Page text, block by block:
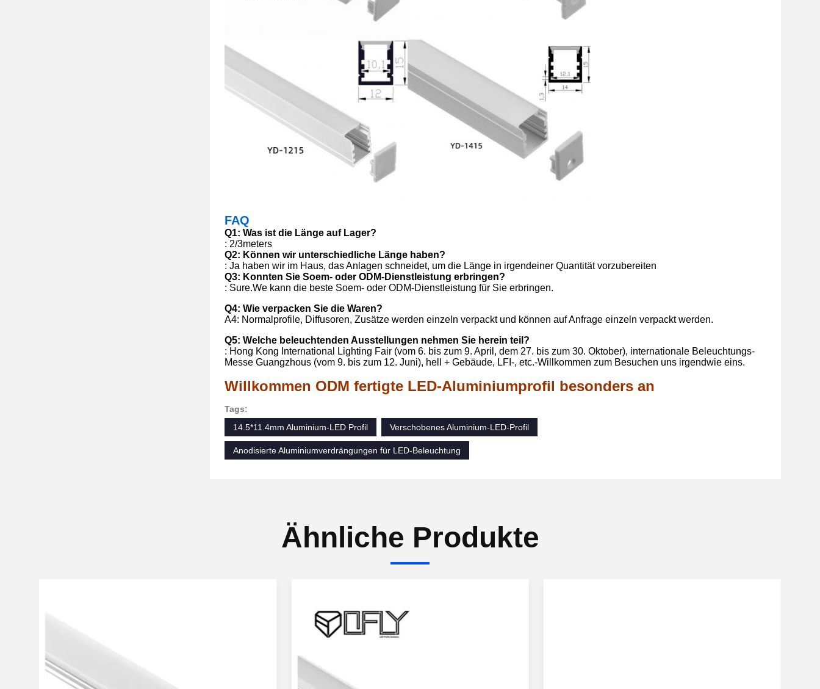
FAQ
Q1: Was ist die Länge auf Lager?
: 2/3meters
Q2: Können wir unterschiedliche Länge haben?
: Ja haben wir im Haus, das Anlagen schneidet, um die Länge in irgendeiner Quantität vorzubereiten
Q3: Konnten Sie Soem- oder ODM-Dienstleistung erbringen?
: Sure.We kann die beste Soem- oder ODM-Dienstleistung für Sie erbringen.
Q4: Wie verpacken Sie die Waren?
A4: Normalprofile, Diffusoren, Zusätze werden einzeln verpackt und können auf Anfrage einzeln verpackt werden.
Q5: Welche beleuchtenden Ausstellungen nehmen Sie herein teil?
: Hong Kong International Lighting Fair (vom 6. bis zum 9. April, dem 27. bis zum 30. Oktober), internationale Beleuchtungs-
Messe Guangzhous (vom 9. bis zum 12. Juni), hell + Gebäude, LFI-, etc.-Willkommen zum Besuchen uns irgendwie eins.
Willkommen ODM fertigte LED-Aluminiumprofil besonders an
Tags:
14.5*11.4mm Aluminium-LED Profil
Verschobenes Aluminium-LED-Profil
Anodisierte Aluminiumverdrängungen für LED-Beleuchtung
Ähnliche Produkte